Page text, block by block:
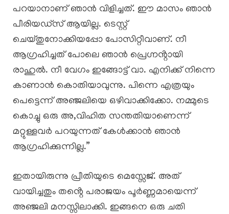
പറയാനാണ് ഞാൻ വിളിച്ചത്. ഈ മാസം ഞാൻ
പീരിയഡ്‌സ് ആയില്ല. ടെസ്റ്റ്
ചെയ്തുനോക്കിയപ്പോ പോസിറ്റീവാണ്. നീ
ആഗ്രഹിച്ചത് പോലെ ഞാൻ പ്രെഗ്നൻ്റായി
രാഹുൽ. നീ വേഗം ഇങ്ങോട്ട് വാ. എനിക്ക് നിന്നെ
കാണാൻ കൊതിയാവുന്നു. പിന്നെ എത്രയും
പെട്ടെന്ന് അഞ്ജലിയെ ഒഴിവാക്കിക്കോ. നമ്മുടെ
കൊച്ചു ഒരു അ,വിഹിത സന്തതിയാണെന്ന്
മറ്റുള്ളവർ പറയുന്നത് കേൾക്കാൻ ഞാൻ
ആഗ്രഹിക്കുന്നില്ല.”
ഇതായിരുന്നു പ്രീതിയുടെ മെസ്സേജ്. അത്
വായിച്ചതും തൻ്റെ പരാജയം പൂർണ്ണമായെന്ന്
അഞ്ജലി മനസ്സിലാക്കി. ഇങ്ങനെ ഒരു ചതി